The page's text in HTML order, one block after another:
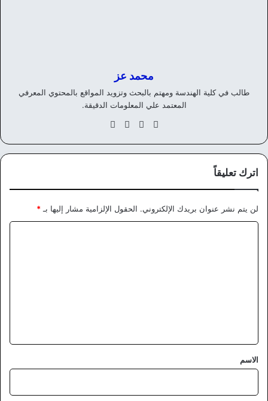
محمد عز
طالب في كلية الهندسة ومهتم بالبحث وتزويد المواقع بالمحتوي المعرفي
المعتمد علي المعلومات الدقيقة.
موق
الوي
في
وك
‫X
ام
اترك تعليقاً
لن يتم نشر عنوان بريدك الإلكتروني. الحقول الإلزامية مشار إليها بـ *
*
الاسم